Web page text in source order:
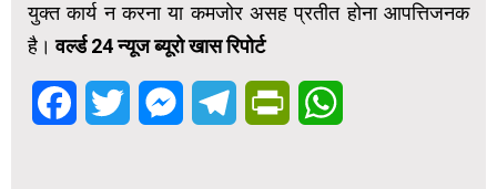
युक्त कार्य न करना या कमजोर असह प्रतीत होना आपत्तिजनक
है।वर्ल्ड 24 न्यूज ब्यूरो खास रिपोर्ट
FacebookTwitter MessengerTelegramPrintFriendly